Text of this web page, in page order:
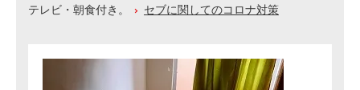
テレビ・朝食付き。
セブに関してのコロナ対策